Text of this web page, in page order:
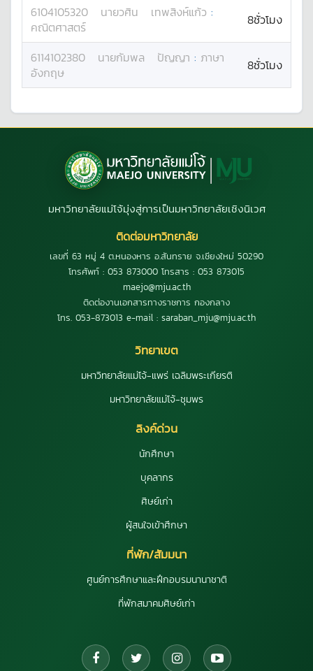
6104105320 นายวศิน เทพสิงห์แก้ว :
คณิตศาสตร์
8ชั่วโมง
6114102380 นายกัมพล ปัญญา : ภาษา
อังกฤษ
8ชั่วโมง
มหาวิทยาลัยแม่โจ้มุ่งสู่การเป็นมหาวิทยาลัยเชิงนิเวศ
ติดต่อมหาวิทยาลัย
เลขที่ 63 หมู่ 4 ต.หนองหาร อ.สันทราย จ.เชียงใหม่ 50290
โทรศัพท์ : 053 873000 โทรสาร : 053 873015
maejo@mju.ac.th
ติดต่องานเอกสารทางราชการ กองกลาง
โทร. 053-873013 e-mail : saraban_mju@mju.ac.th
วิทยาเขต
มหาวิทยาลัยแม่โจ้-แพร่ เฉลิมพระเกียรติ
มหาวิทยาลัยแม่โจ้-ชุมพร
ลิงค์ด่วน
นักศึกษา
บุคลากร
ศิษย์เก่า
ผู้สนใจเข้าศึกษา
ที่พัก/สัมมนา
ศูนย์การศึกษาและฝึกอบรมนานาชาติ
ที่พักสมาคมศิษย์เก่า